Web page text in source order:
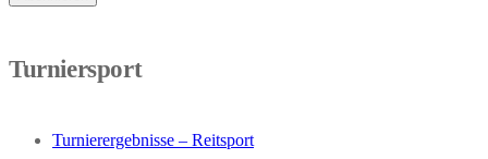
Turniersport
Turnierergebnisse – Reitsport